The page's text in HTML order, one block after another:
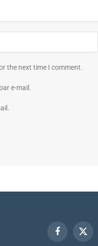
the next time I comment.
e-mail.
FacebookX